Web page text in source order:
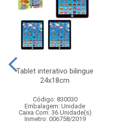
Tablet interativo bilingue
24x18cm
Código: 830030
Embalagem: Unidade
Caixa Com: 36 Unidade(s)
Inmetro: 006758/2019